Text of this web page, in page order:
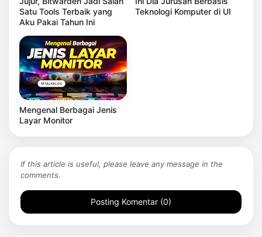
Satu Tools Terbaik yang
Aku Pakai Tahun Ini
Teknologi Komputer di UI
Mengenal Berbagai Jenis
Layar Monitor
If this article is useful, please leave any message in the
comments.
Posting Komentar (0)